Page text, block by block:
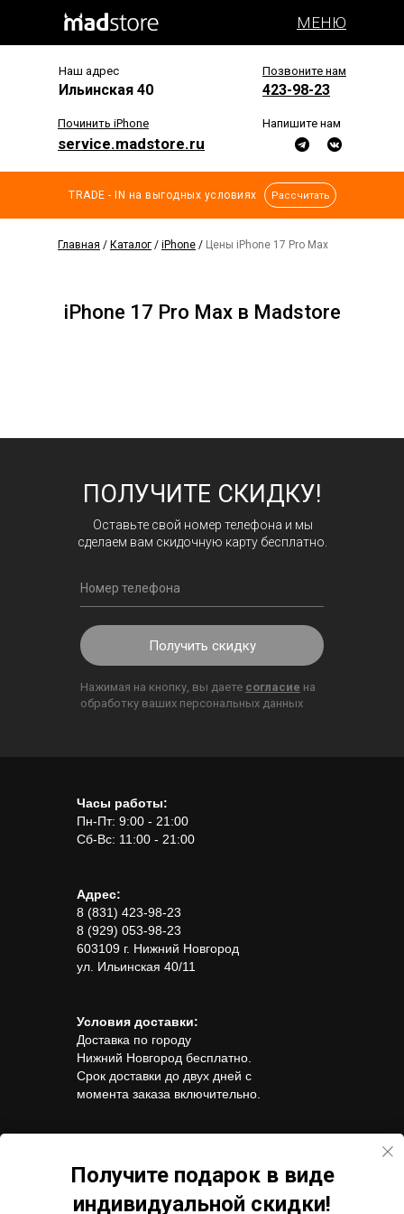
МЕНЮ
423-98-23
Позвоните нам
Ильинская 40
Наш адрес
service.madstore.ru
Починить iPhone Напишите нам
TRADE - IN на выгодных условиях Рассчитать
Главная / Каталог / iPhone / Цены iPhone 17 Pro Max
iPhone 17 Pro Max в Madstore
Получите подарок в виде
индивидуальной скидки!
ПОЛУЧИТЕ СКИДКУ!
Оставьте свой номер телефона и мы
сделаем вам скидочную карту бесплатно.
Нажимая на кнопку, вы даете согласие на
обработку ваших персональных данных
Получить скидку
Часы работы:
Пн-Пт: 9:00 - 21:00
Сб-Вс: 11:00 - 21:00
Адрес:
8 (831) 423-98-23
8 (929) 053-98-23
603109 г. Нижний Новгород
ул. Ильинская 40/11
Условия доставки:
Доставка по городу
Нижний Новгород бесплатно.
Срок доставки до двух дней с
момента заказа включительно.
Visa, Visa Electron
Mastercard, Maestro,
Мир, Оплата